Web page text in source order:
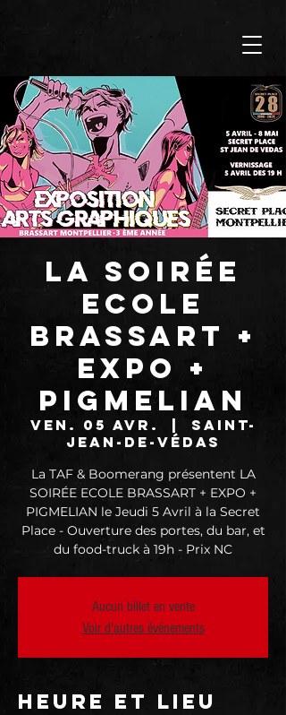
LA SOIRÉE
ECOLE
BRASSART +
EXPO +
PIGMELIAN
ven. 05 avr.
Saint-
Jean-de-Védas
La TAF & Boomerang présentent LA
SOIRÉE ECOLE BRASSART + EXPO +
PIGMELIAN le Jeudi 5 Avril à la Secret
Place - Ouverture des portes, du bar, et
du food-truck à 19h - Prix NC
Aucun billet en vente
Voir d'autres événements
Heure et lieu